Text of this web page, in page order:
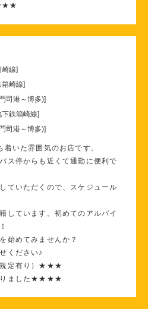
★★★
崎線]
箱崎線]
司港～博多)]
鉄箱崎線]
司港～博多)]
いた雰囲気のお店です。
ス停からも近くて通勤に便利で
ていただくので、スケジュール
しています。初めてのアルバイ
始めてみませんか？
ください♪
定有り）★★★
ました★★★★